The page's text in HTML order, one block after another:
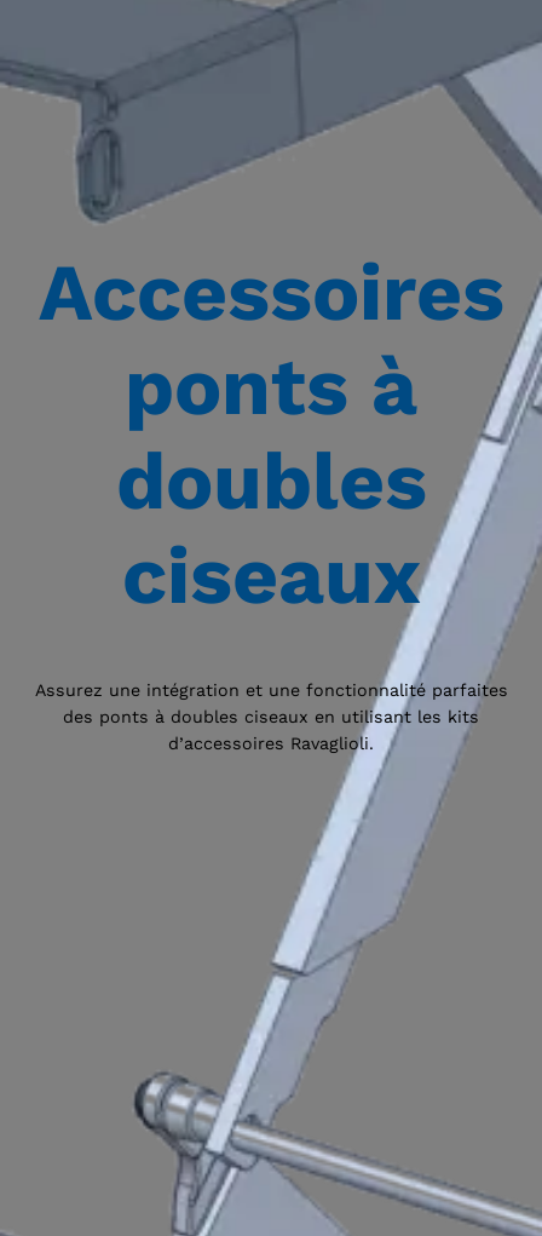
Accessoires
ponts à
doubles
ciseaux
Assurez une intégration et une fonctionnalité parfaites
des ponts à doubles ciseaux en utilisant les kits
d’accessoires Ravaglioli.
Sélectionner une région